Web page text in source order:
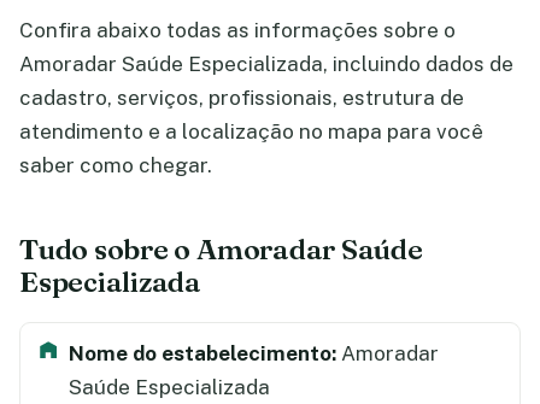
Confira abaixo todas as informações sobre o
Amoradar Saúde Especializada, incluindo dados de
cadastro, serviços, profissionais, estrutura de
atendimento e a localização no mapa para você
saber como chegar.
Tudo sobre o Amoradar Saúde
Especializada
Nome do estabelecimento: Amoradar
Saúde Especializada